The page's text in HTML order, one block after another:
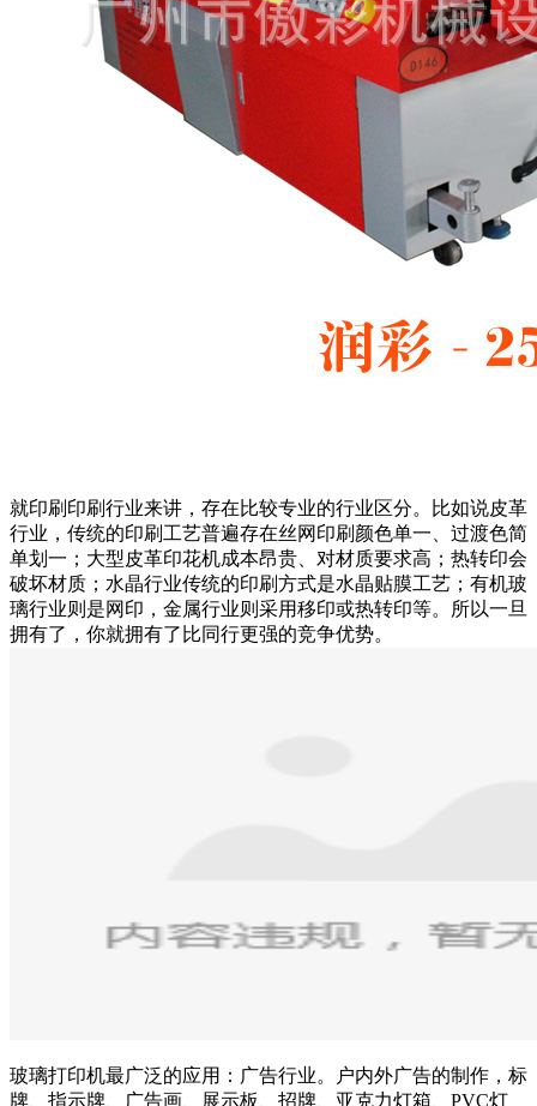
就印刷印刷行业来讲，存在比较专业的行业区分。比如说皮革
行业，传统的印刷工艺普遍存在丝网印刷颜色单一、过渡色简
单划一；大型皮革印花机成本昂贵、对材质要求高；热转印会
破坏材质；水晶行业传统的印刷方式是水晶贴膜工艺；有机玻
璃行业则是网印，金属行业则采用移印或热转印等。所以一旦
拥有了，你就拥有了比同行更强的竞争优势。
玻璃打印机最广泛的应用：广告行业。户内外广告的制作，标
牌、指示牌、广告画、展示板、招牌、亚克力灯箱、PVC灯